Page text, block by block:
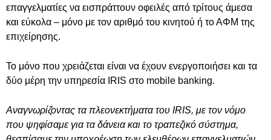
επαγγελματίες να εισπράττουν οφειλές από τρίτους άμεσα
και εύκολα – μόνο με τον αριθμό του κινητού ή το ΑΦΜ της
επιχείρησης.
Το μόνο που χρειάζεται είναι να έχουν ενεργοποιήσει και τα
δύο μέρη την υπηρεσία IRIS στο mobile banking.
Αναγνωρίζοντας τα πλεονεκτήματα του IRIS, με τον νόμο
που ψηφίσαμε για τα δάνεια και το τραπεζικό σύστημα,